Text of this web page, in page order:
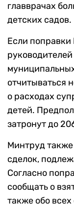
главврачах
детских садов.
Если
отчитываться
о расходах
детей.
затронут до
Минтруд также
сделок,
Согласно
сообщать о
также обо